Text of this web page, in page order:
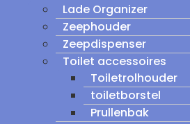
Lade Organizer
Zeephouder
Zeepdispenser
Toilet accessoires
Toiletrolhouder
toiletborstel
Prullenbak